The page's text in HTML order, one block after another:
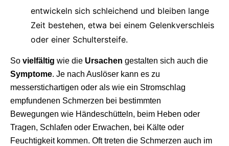
entwickeln sich schleichend und bleiben lange
Zeit bestehen, etwa bei einem Gelenkverschleis
oder einer Schultersteife.
So vielfältig wie die Ursachen gestalten sich auch die
Symptome. Je nach Auslöser kann es zu
messerstichartigen oder als wie ein Stromschlag
empfundenen Schmerzen bei bestimmten
Bewegungen wie Händeschütteln, beim Heben oder
Tragen, Schlafen oder Erwachen, bei Kälte oder
Feuchtigkeit kommen. Oft treten die Schmerzen auch im